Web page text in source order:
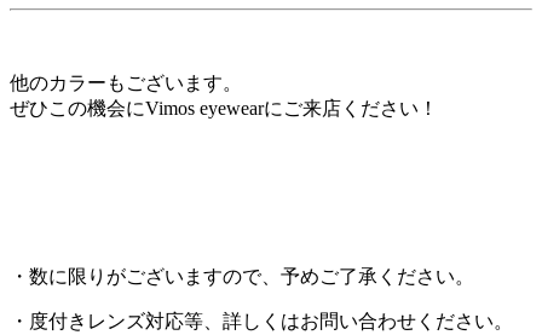
他のカラーもございます。
ぜひこの機会にVimos eyewearにご来店ください！
・数に限りがございますので、予めご了承ください。
・度付きレンズ対応等、詳しくはお問い合わせください。